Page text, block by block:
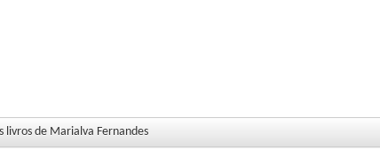
livros de Marialva Fernandes